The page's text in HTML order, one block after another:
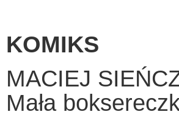
KOMIKS
MACIEJ
Mała